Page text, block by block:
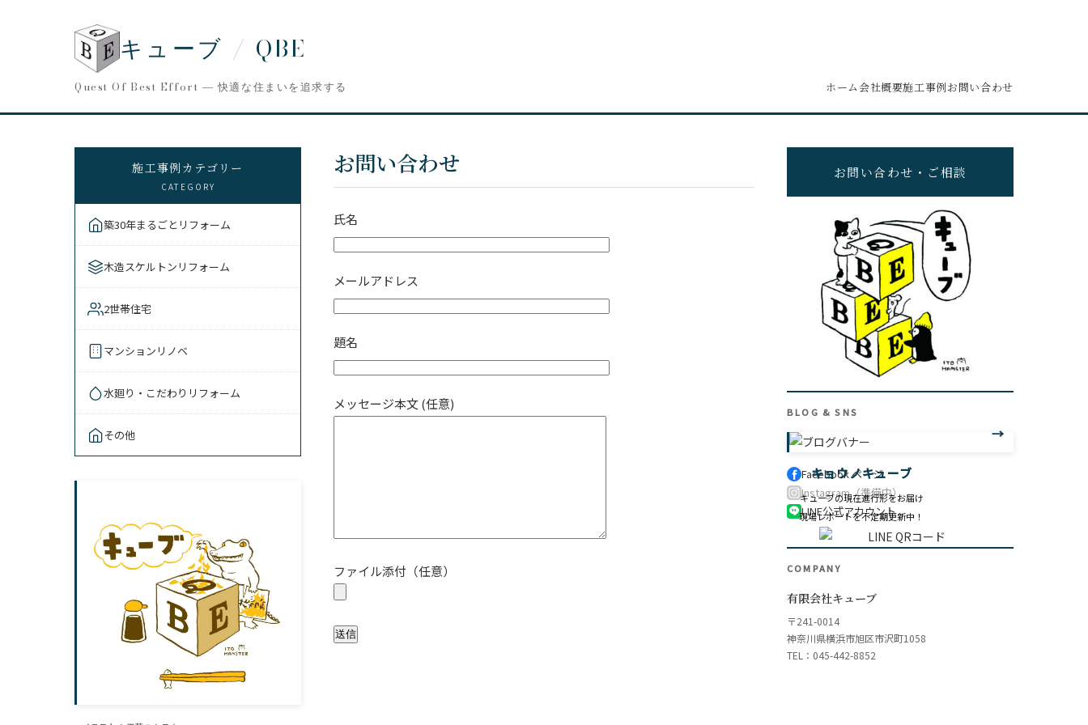
キューブ / QBE
Quest Of Best Effort ― 快適な住まいを追求する ホーム会社概要施工事例お問い合わせ
施工事例カテゴリー
CATEGORY
築30年まるごとリフォーム
木造スケルトンリフォーム
2世帯住宅
マンションリノベ
水廻り・こだわりリフォーム
その他
お問い合わせ
氏名
メールアドレス
題名
メッセージ本文 (任意)
ファイル添付（任意）
お問い合わせ・ご相談
BLOG & SNS
キョウノキューブ
キューブの現在進行形をお届け
現場レポートを不定期更新中！
Facebook ページ
Instagram（準備中）
LINE公式アカウント
COMPANY
有限会社キューブ
〒241-0014
神奈川県横浜市旭区市沢町1058
TEL：045-442-8852